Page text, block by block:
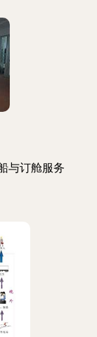
与订舱服务